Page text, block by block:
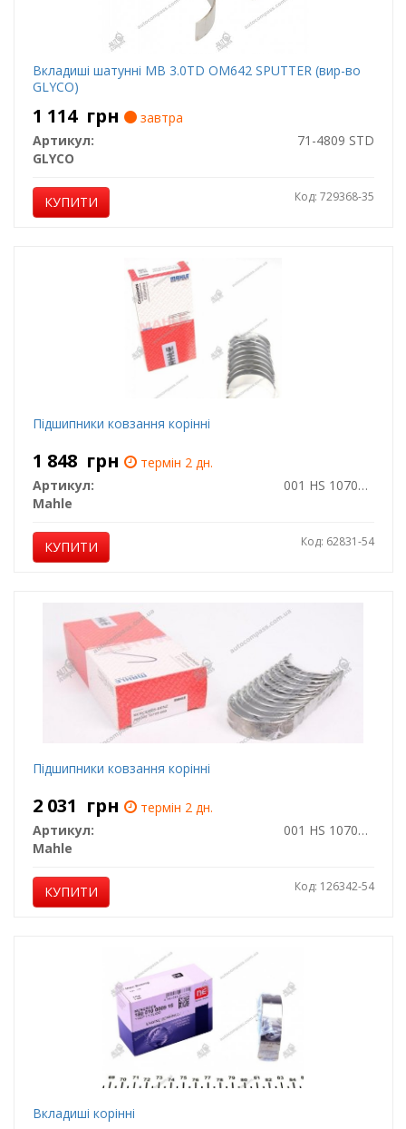
Вкладиші шатунні MB 3.0TD OM642 SPUTTER (вир-во
GLYCO)
1 114 грн
завтра
Артикул:
71-4809 STD
GLYCO
КУПИТИ Код: 729368-35
Підшипники ковзання корінні
1 848 грн
термін 2 дн.
Артикул:
001 HS 10704 000
Mahle
КУПИТИ Код: 62831-54
Підшипники ковзання корінні
2 031 грн
термін 2 дн.
Артикул:
001 HS 10705 000
Mahle
КУПИТИ Код: 126342-54
Вкладиші корінні